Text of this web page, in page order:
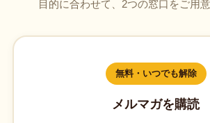
目的に合わせて、2つの窓口をご用意
無料・いつでも解除
メルマガを購読